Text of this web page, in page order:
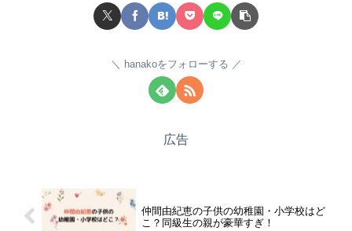
hanakoをフォローする
広告
仲間由紀恵の子供の幼稚園・小学校はど
こ？同級生の親が豪華すぎ！